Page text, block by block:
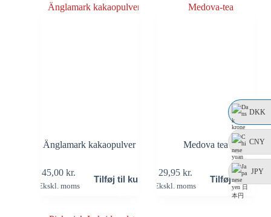
DKK
CNY
JPY
Änglamark kakaopulver
45,00kr.
Ekskl. moms
Tilføj til kurv
Medova tea
29,95 kr.
Ekskl. moms
Tilføj til kurv